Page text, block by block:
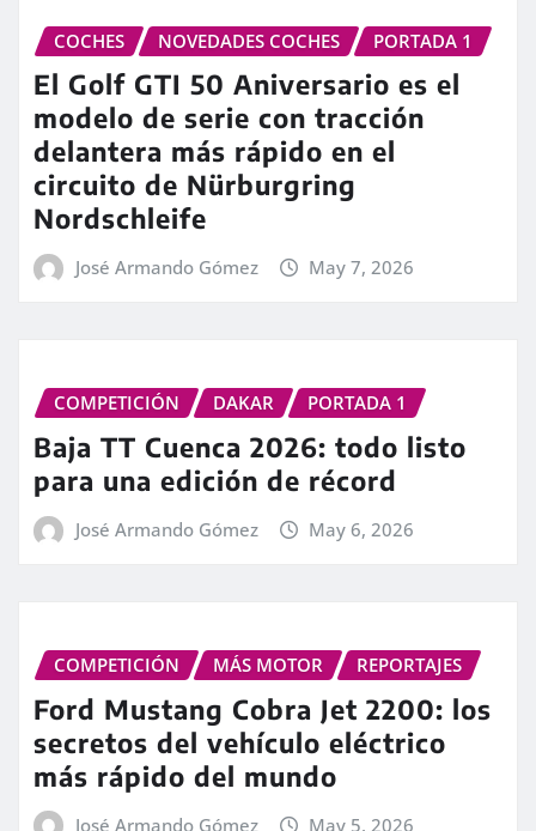
COCHES NOVEDADES COCHES PORTADA 1
El Golf GTI 50 Aniversario es el
modelo de serie con tracción
delantera más rápido en el
circuito de Nürburgring
Nordschleife
José Armando Gómez May 7, 2026
COMPETICIÓN DAKAR PORTADA 1
Baja TT Cuenca 2026: todo listo
para una edición de récord
José Armando Gómez May 6, 2026
COMPETICIÓN MÁS MOTOR REPORTAJES
Ford Mustang Cobra Jet 2200: los
secretos del vehículo eléctrico
más rápido del mundo
José Armando Gómez May 5, 2026